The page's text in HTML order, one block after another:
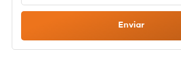
Enviar